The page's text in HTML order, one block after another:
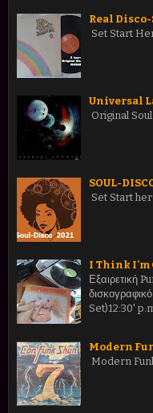
Real
Set Start
Universal
Original
SOUL-
Set Start
I Think I'm
Εξαιρετική
Set)12:30'
Modern
Modern